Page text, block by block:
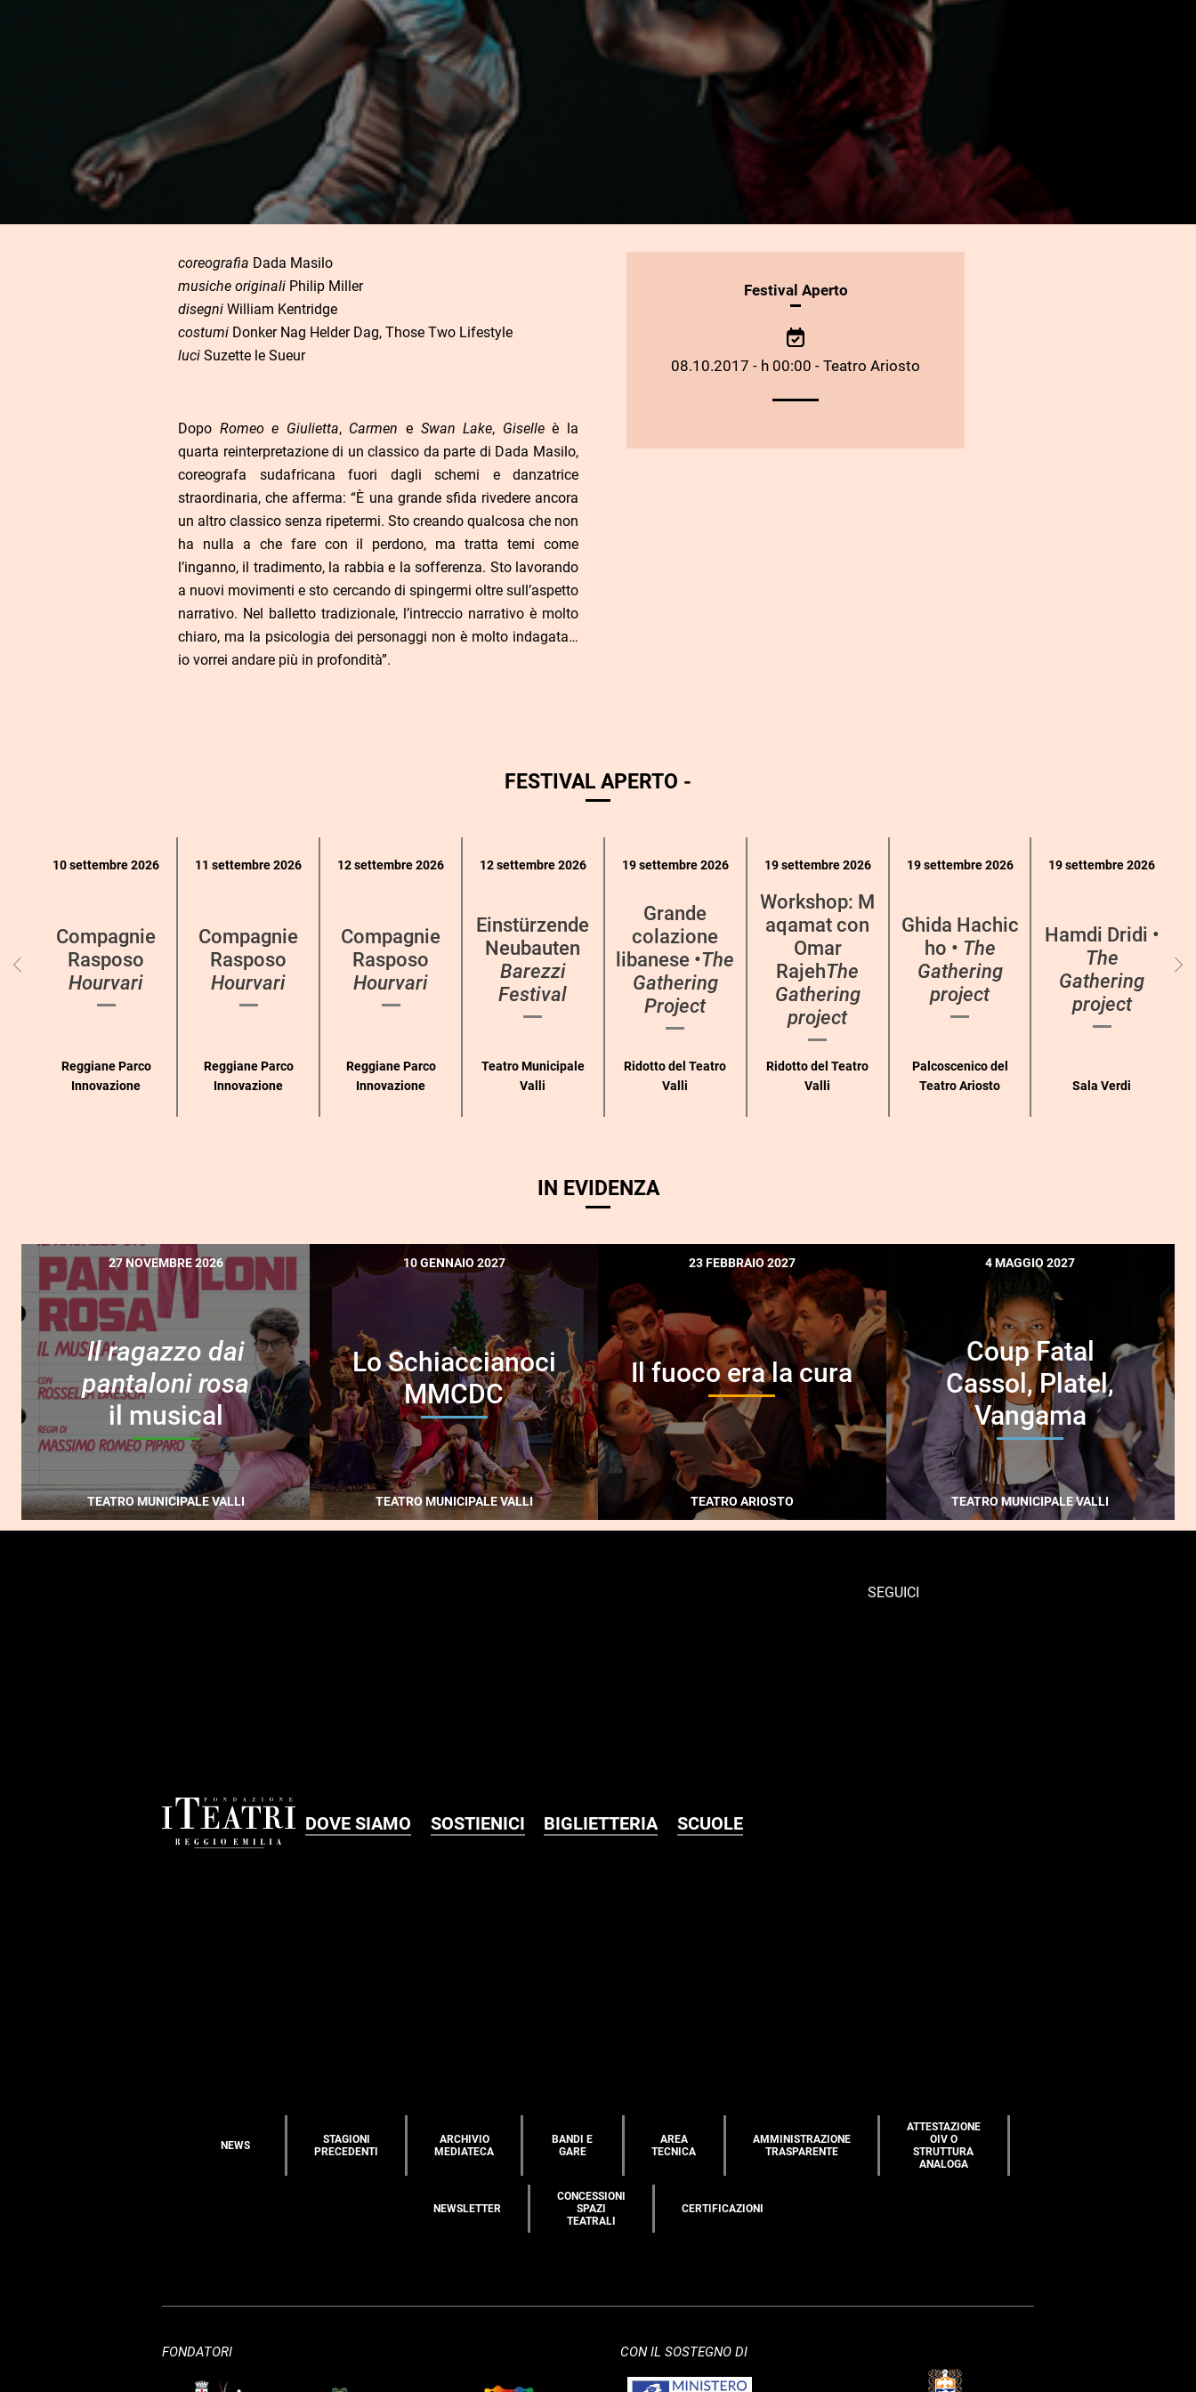
coreografia Dada Masilo
musiche originali Philip Miller
disegni William Kentridge
costumi Donker Nag Helder Dag, Those Two Lifestyle
luci Suzette le Sueur
Dopo Romeo e Giulietta, Carmen e Swan Lake, Giselleè la
quarta reinterpretazione di un classico da parte di Dada Masilo,
coreografa sudafricana fuori dagli schemi e danzatrice
straordinaria, che afferma: “È una grande sfida rivedere ancora
un altro classico senza ripetermi. Sto creando qualcosa che non
ha nulla a che fare con il perdono, ma tratta temi come
l’inganno, il tradimento, la rabbia e la sofferenza. Sto lavorando
a nuovi movimenti e sto cercando di spingermi oltre sull’aspetto
narrativo. Nel balletto tradizionale, l’intreccio narrativo è molto
chiaro, ma la psicologia dei personaggi non è molto indagata…
io vorrei andare più in profondità”.
INFORMAZIONIFestival Aperto
08.10.2017 - h 00:00 - Teatro Ariosto
FESTIVAL APERTO -
eventi
10 settembre 2026
Compagnie
Rasposo
Hourvari
Reggiane Parco
Innovazione
11 settembre 2026
Compagnie
Rasposo
Hourvari
Reggiane Parco
Innovazione
12 settembre 2026
Compagnie
Rasposo
Hourvari
Reggiane Parco
Innovazione
12 settembre 2026
Einstürzende
Neubauten
Barezzi
Festival
Teatro Municipale
Valli
19 settembre 2026
Grande
colazione
libanese •The
Gathering
Project
Ridotto del Teatro
Valli
19 settembre 2026
Workshop: M
aqamat con
Omar
RajehThe
Gathering
project
Ridotto del Teatro
Valli
19 settembre 2026
Ghida Hachic
ho • The
Gathering
project
Palcoscenico del
Teatro Ariosto
19 settembre 2026
Hamdi Dridi •
The
Gathering
project
Sala Verdi
IN EVIDENZA
27 NOVEMBRE 2026
Il ragazzo dai
pantaloni rosa
il musical
TEATRO MUNICIPALE VALLI
10 GENNAIO 2027
Lo Schiaccianoci
MMCDC
TEATRO MUNICIPALE VALLI
23 FEBBRAIO 2027
Il fuoco era la cura
TEATRO ARIOSTO
4 MAGGIO 2027
Coup Fatal
Cassol, Platel,
Vangama
TEATRO MUNICIPALE VALLI
DOVE SIAMO SOSTIENICI BIGLIETTERIA SCUOLE
SEGUICI
NEWS
STAGIONI
PRECEDENTI
ARCHIVIO
MEDIATECA
BANDI E
GARE
AREA
TECNICA
AMMINISTRAZIONE
TRASPARENTE
ATTESTAZIONE
OIV O
STRUTTURA
ANALOGA
NEWSLETTER
CONCESSIONI
SPAZI
TEATRALI
CERTIFICAZIONI
FONDATORI CON IL SOSTEGNO DI